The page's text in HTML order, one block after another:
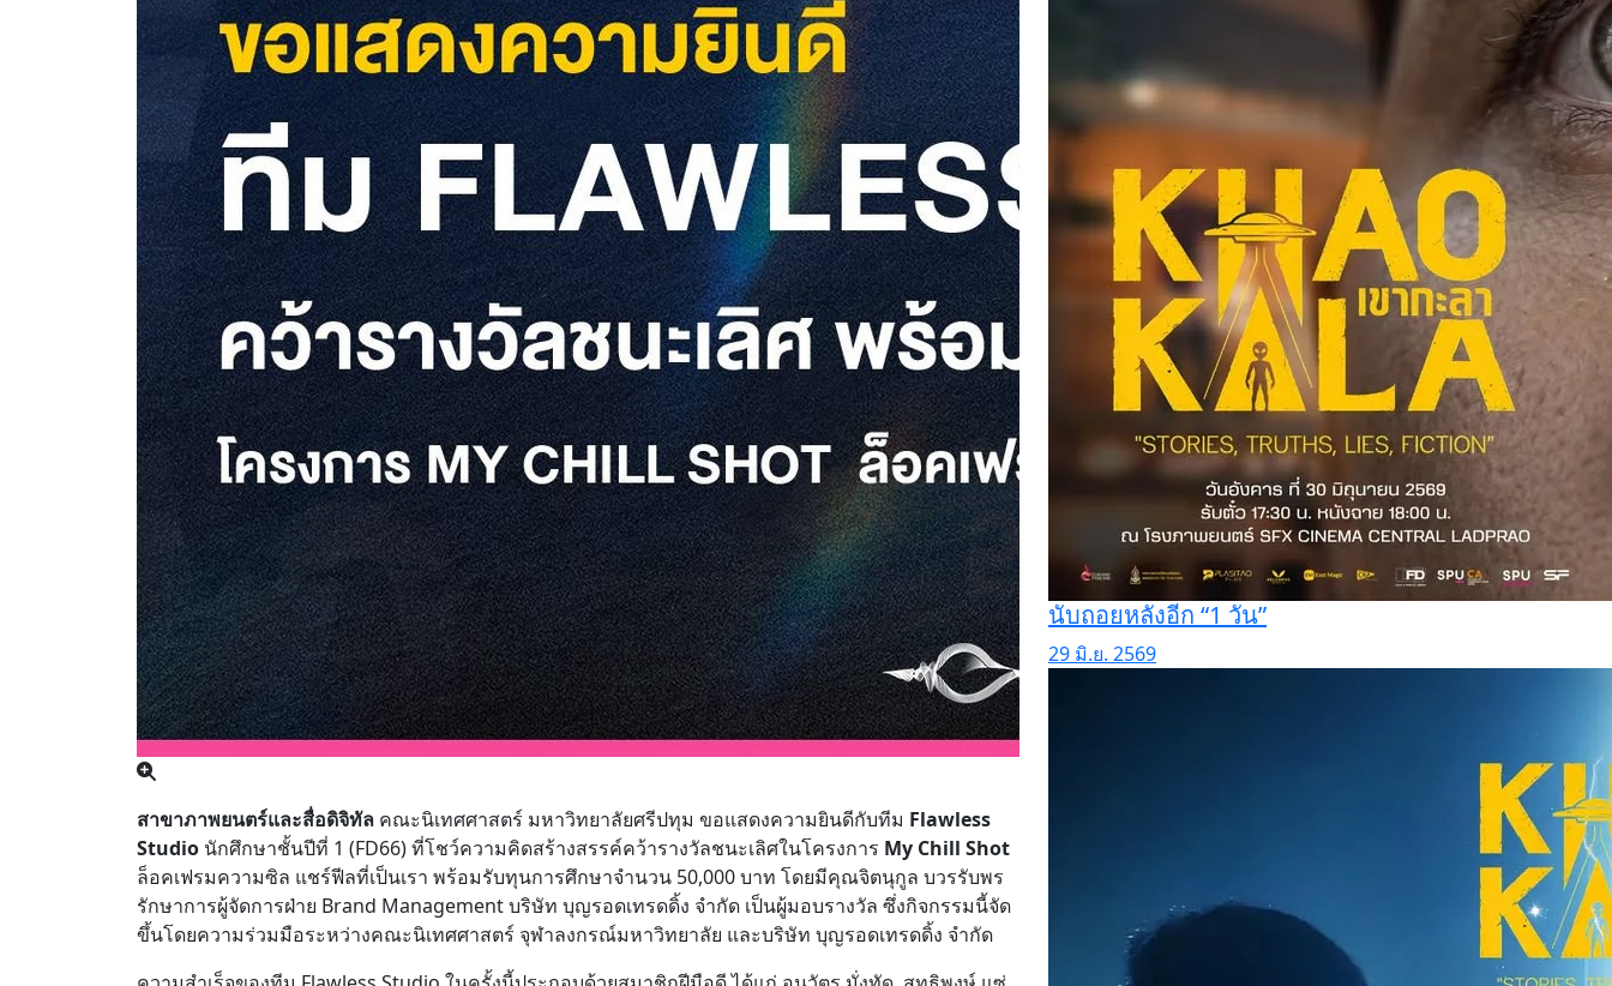
สาขาภาพยนตร์และสื่อดิจิทัล คณะนิเทศศาสตร์ มหาวิทยาลัยศรีปทุม ขอแสดงความยินดีกับทีม Flawless
Studio นักศึกษาชั้นปีที่ 1 (FD66) ที่โชว์ความคิดสร้างสรรค์คว้ารางวัลชนะเลิศในโครงการ My Chill Shot
ล็อคเฟรมความซิล แชร์ฟีลที่เป็นเรา พร้อมรับทุนการศึกษาจำนวน 50,000 บาท โดยมีคุณจิตนุกูล บวรรับพร
รักษาการผู้จัดการฝ่าย Brand Management บริษัท บุญรอดเทรดดิ้ง จำกัด เป็นผู้มอบรางวัล ซึ่งกิจกรรมนี้จัด
ขึ้นโดยความร่วมมือระหว่างคณะนิเทศศาสตร์ จุฬาลงกรณ์มหาวิทยาลัย และบริษัท บุญรอดเทรดดิ้ง จำกัด
นับถอยหลังอีก “1 วัน”
29 มิ.ย. 2569